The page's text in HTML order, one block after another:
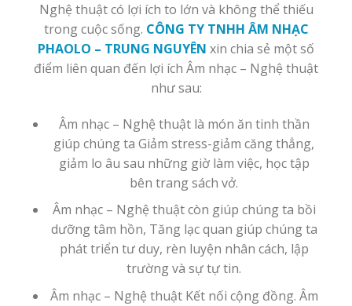
Nghệ thuật có lợi ích to lớn và không thể thiếu
trong cuộc sống. CÔNG TY TNHH ÂM NHẠC
PHAOLO – TRUNG NGUYÊN xin chia sẻ một số
điểm liên quan đến lợi ích Âm nhạc – Nghệ thuật
như sau:
Âm nhạc – Nghệ thuật là món ăn tinh thần
giúp chúng ta Giảm stress-giảm căng thẳng,
giảm lo âu sau những giờ làm việc, học tập
bên trang sách vở.
Âm nhạc – Nghệ thuật còn giúp chúng ta bồi
dưỡng tâm hồn, Tăng lạc quan giúp chúng ta
phát triển tư duy, rèn luyện nhân cách, lập
trường và sự tự tin.
Âm nhạc – Nghệ thuật Kết nối cộng đồng. Âm